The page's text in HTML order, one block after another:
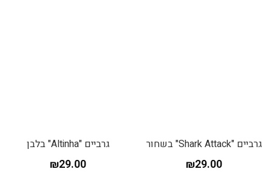
גרביים "Shark Attack" בשחור
₪29.00
גרביים "Altinha" בלבן
₪29.00